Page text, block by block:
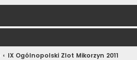
IX Ogólnopolski Zlot Mikorzyn 2011